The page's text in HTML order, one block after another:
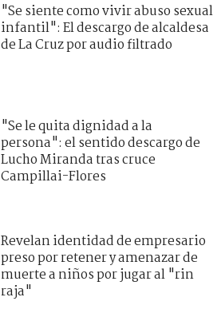
"Se siente como vivir abuso sexual
infantil": El descargo de alcaldesa
de La Cruz por audio filtrado
"Se le quita dignidad a la
persona": el sentido descargo de
Lucho Miranda tras cruce
Campillai-Flores
Revelan identidad de empresario
preso por retener y amenazar de
muerte a niños por jugar al "rin
raja"